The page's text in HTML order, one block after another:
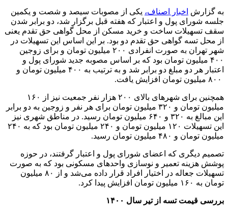
به گزارش اخبار اصناف، یکی از مصوبات سیصد و شصت و یکمین
جلسه شورای پول و اعتبار که هفته قبل برگزار شد، دو برابر شدن
سقف تسهیلات ساخت و خرید مسکن از محل گواهی حق تقدم یعنی
از محل تسه گواهی حق تقدم دو بود. بر این اساس این تسهیلات در
شهر تهران به صورت انفرادی ۲۰۰ میلیون تومان و برای زوجین
۴۰۰ میلیون تومان بود که بر اساس مصوبه جدید شورای پول و
اعتبار هر دو مبلغ دو برابر شد و به ترتیب به ۴۰۰ میلیون تومان و
همچنین برای شهرهای بالای ۲۰۰ هزار نفر جمعیت نیز از ۱۶۰
میلیون تومان و ۳۲۰ میلیون تومان برای هر نفر و زوجین به دو برابر
این مبالغ به ۳۲۰ و ۶۴۰ میلیون تومان رسید. در مناطق شهری نیز
این تسهیلات ۱۲۰ میلیون تومان و ۲۴۰ میلیون تومان بود که به ۲۴۰
میلیون تومان و ۴۸۰ میلیون تومان رسید.
تصمیم دیگری که اعضای شورای پول و اعتبار گرفتند، در حوزه
پوشش هزینه تعمیر و نوسازی واحدهای مسکونی بود که به صورت
تسهیلات جعاله در اختیار افراد قرار داده می‌شد و از ۸۰ میلیون
تومان به ۱۶۰ میلیون تومان افزایش پیدا کرد.
بررسی قیمت تسه از تیر سال ۱۴۰۰